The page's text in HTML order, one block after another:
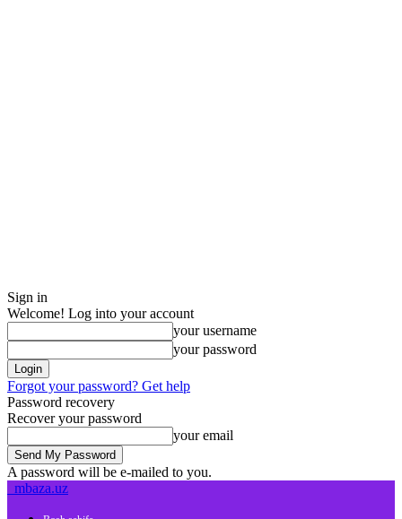
Sign in
Welcome! Log into your account
your username
your password
Forgot your password? Get help
Password recovery
Recover your password
your email
A password will be e-mailed to you.
mbaza.uz